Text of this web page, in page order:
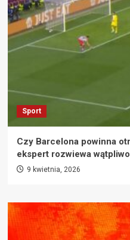
Sport
Czy Barcelona powinna
ekspert rozwiewa
9 kwietnia, 2026